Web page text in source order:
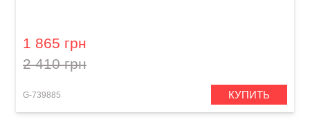
1 865 грн
2 410 грн
G-739885 КУПИТЬ